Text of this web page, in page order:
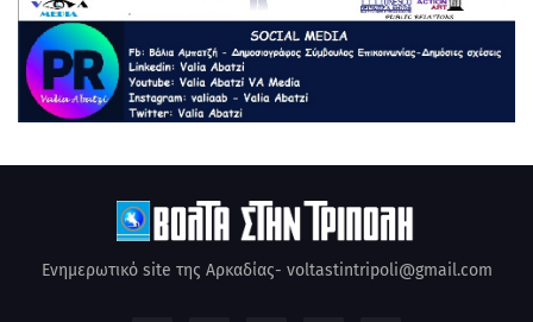
Ενημερωτικό site της Αρκαδίας- voltastintripoli@gmail.com